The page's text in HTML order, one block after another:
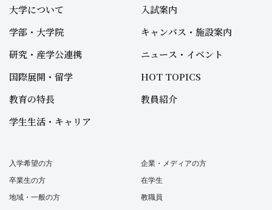
大学について
学部・大学院
研究・産学公連携
国際展開・留学
教育の特長
学生生活・キャリア
入試案内
キャンパス・施設案内
ニュース・イベント
HOT TOPICS
教員紹介
入学希望の方
卒業生の方
地域・一般の方
企業・メディアの方
在学生
教職員